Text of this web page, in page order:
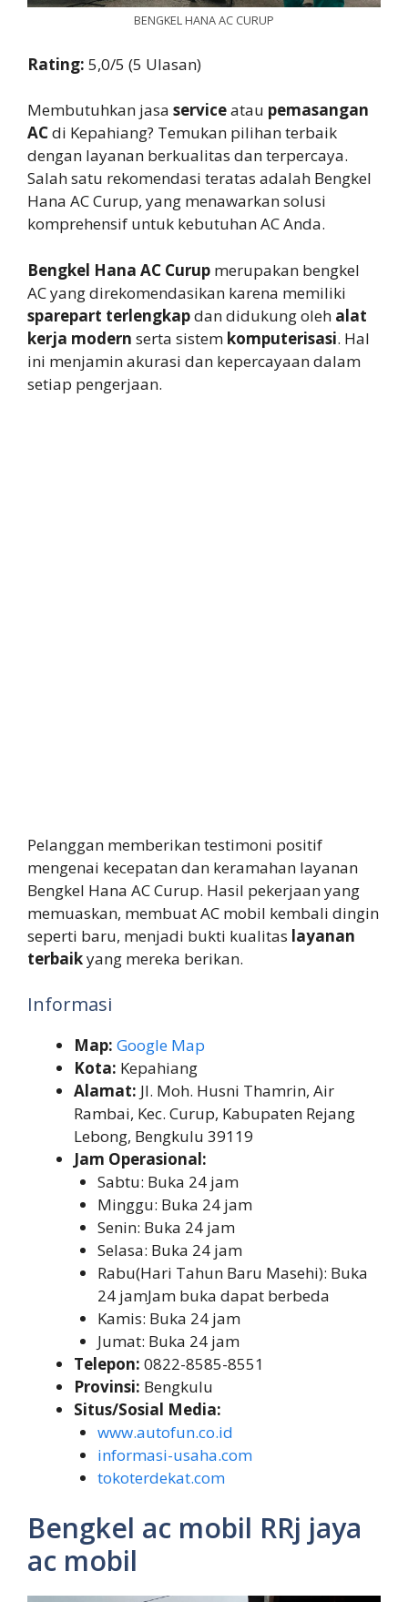
BENGKEL HANA AC CURUP
Rating: 5,0/5 (5 Ulasan)
Membutuhkan jasa serviceatau pemasangan
ACdi Kepahiang? Temukan pilihan terbaik
dengan layanan berkualitas dan terpercaya.
Salah satu rekomendasi teratas adalah Bengkel
Hana AC Curup, yang menawarkan solusi
komprehensif untuk kebutuhan AC Anda.
Bengkel Hana AC Curup merupakan bengkel
AC yang direkomendasikan karena memiliki
sparepart terlengkapdan didukung oleh alat
kerja modern serta sistem komputerisasi. Hal
ini menjamin akurasi dan kepercayaan dalam
setiap pengerjaan.
Pelanggan memberikan testimoni positif
mengenai kecepatan dan keramahan layanan
Bengkel Hana AC Curup. Hasil pekerjaan yang
memuaskan, membuat AC mobil kembali dingin
seperti baru, menjadi bukti kualitas layanan
terbaikyang mereka berikan.
Informasi
Map: Google Map
Kota: Kepahiang
Alamat: Jl. Moh. Husni Thamrin, Air
Rambai, Kec. Curup, Kabupaten Rejang
Lebong, Bengkulu 39119
Jam Operasional:
Sabtu: Buka 24 jam
Minggu: Buka 24 jam
Senin: Buka 24 jam
Selasa: Buka 24 jam
Rabu(Hari Tahun Baru Masehi): Buka
24 jamJam buka dapat berbeda
Kamis: Buka 24 jam
Jumat: Buka 24 jam
Telepon: 0822-8585-8551
Provinsi: Bengkulu
Situs/Sosial Media:
www.autofun.co.id
informasi-usaha.com
tokoterdekat.com
Bengkel ac mobil RRj jaya
ac mobil